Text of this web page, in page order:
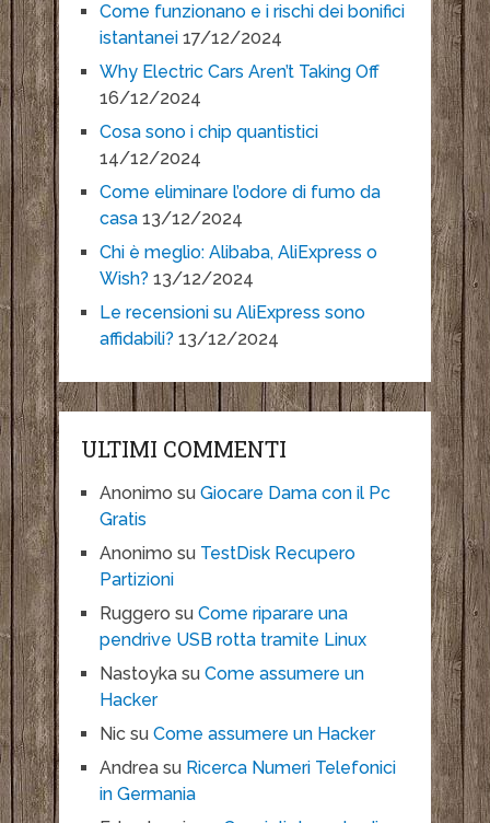
Come funzionano e i rischi dei bonifici
istantanei 17/12/2024
Why Electric Cars Aren’t Taking Off
16/12/2024
Cosa sono i chip quantistici
14/12/2024
Come eliminare l’odore di fumo da
casa 13/12/2024
Chi è meglio: Alibaba, AliExpress o
Wish? 13/12/2024
Le recensioni su AliExpress sono
affidabili? 13/12/2024
ULTIMI COMMENTI
Anonimo su Giocare Dama con il Pc
Gratis
Anonimo su TestDisk Recupero
Partizioni
Ruggero su Come riparare una
pendrive USB rotta tramite Linux
Nastoykasu Come assumere un
Hacker
Nicsu Come assumere un Hacker
Andreasu Ricerca Numeri Telefonici
in Germania